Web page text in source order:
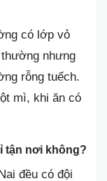
có lớp vỏ
nhưng
rỗng tuếch.
mì, khi ăn có
tận nơi không?
đều có đội